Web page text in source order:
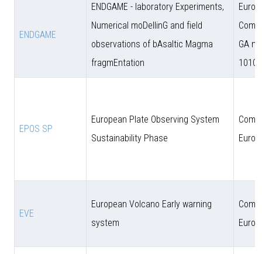
ENDGAME
ENDGAME - laboratory Experiments,
Numerical moDellinG and field
observations of bAsaltic Magma
fragmEntation
GA n.
EPOS SP
European Plate Observing System
Sustainability Phase
EVE
European Volcano Early warning
system